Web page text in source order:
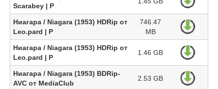
Scarabey | P
Ниагара / Niagara (1953) HDRip от
Leo.pard | P
746.47
MB
Ниагара / Niagara (1953) HDRip от
Leo.pard | P
1.46 GB
Ниагара / Niagara (1953) BDRip-
AVC от MediaClub
2.53 GB